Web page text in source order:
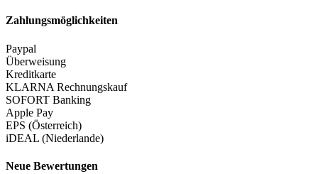
Zahlungsmöglichkeiten
Paypal
Überweisung
Kreditkarte
KLARNA Rechnungskauf
SOFORT Banking
Apple Pay
EPS (Österreich)
iDEAL (Niederlande)
Neue Bewertungen